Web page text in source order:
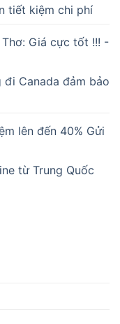
tiết kiệm chi phí
Giá cực tốt !!! -
đi Canada đảm bảo
lên đến 40% Gửi
từ Trung Quốc